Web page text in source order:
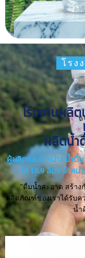
โรง
โรงงานผลิ
ผลิตน้ำ
ผู้ผลิตและจำหน่ายน้ำดื่ม
ใส 18.9 ลิตร จำหน่
"ดื่มน้ำสะอาด สร้าง
ผลิตภัณฑ์ของเราได้รับค
น้ำ